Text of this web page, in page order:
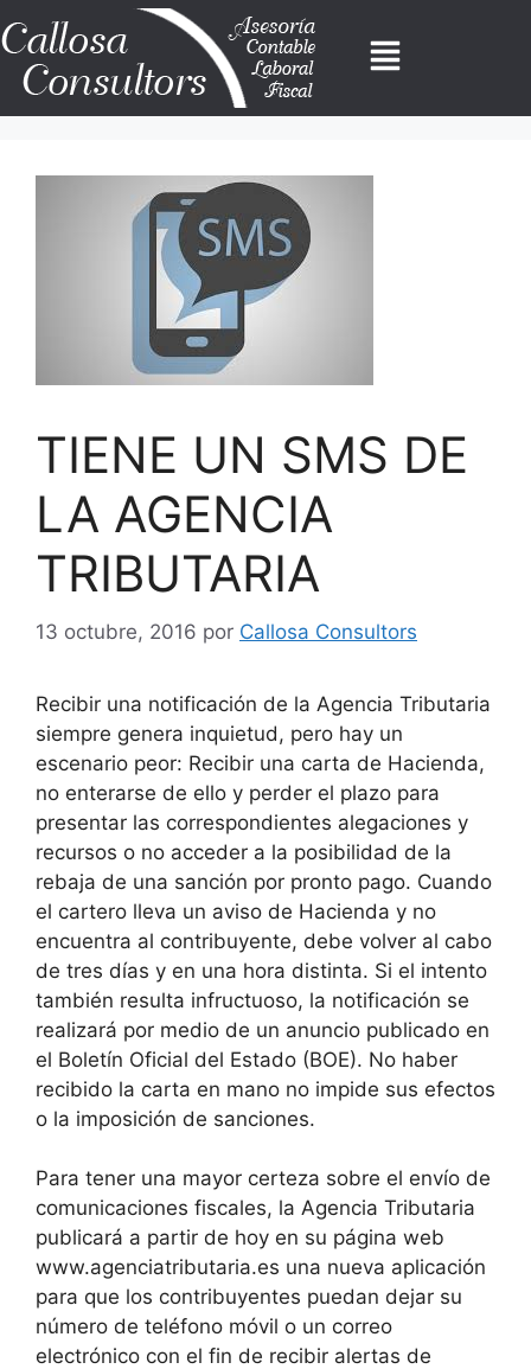
TIENE UN SMS DE
LA AGENCIA
TRIBUTARIA
13 octubre, 2016 por Callosa Consultors
Recibir una notificación de la Agencia Tributaria
siempre genera inquietud, pero hay un
escenario peor: Recibir una carta de Hacienda,
no enterarse de ello y perder el plazo para
presentar las correspondientes alegaciones y
recursos o no acceder a la posibilidad de la
rebaja de una sanción por pronto pago. Cuando
el cartero lleva un aviso de Hacienda y no
encuentra al contribuyente, debe volver al cabo
de tres días y en una hora distinta. Si el intento
también resulta infructuoso, la notificación se
realizará por medio de un anuncio publicado en
el Boletín Oficial del Estado (BOE). No haber
recibido la carta en mano no impide sus efectos
o la imposición de sanciones.
Para tener una mayor certeza sobre el envío de
comunicaciones fiscales, la Agencia Tributaria
publicará a partir de hoy en su página web
www.agenciatributaria.es una nueva aplicación
para que los contribuyentes puedan dejar su
número de teléfono móvil o un correo
electrónico con el fin de recibir alertas de